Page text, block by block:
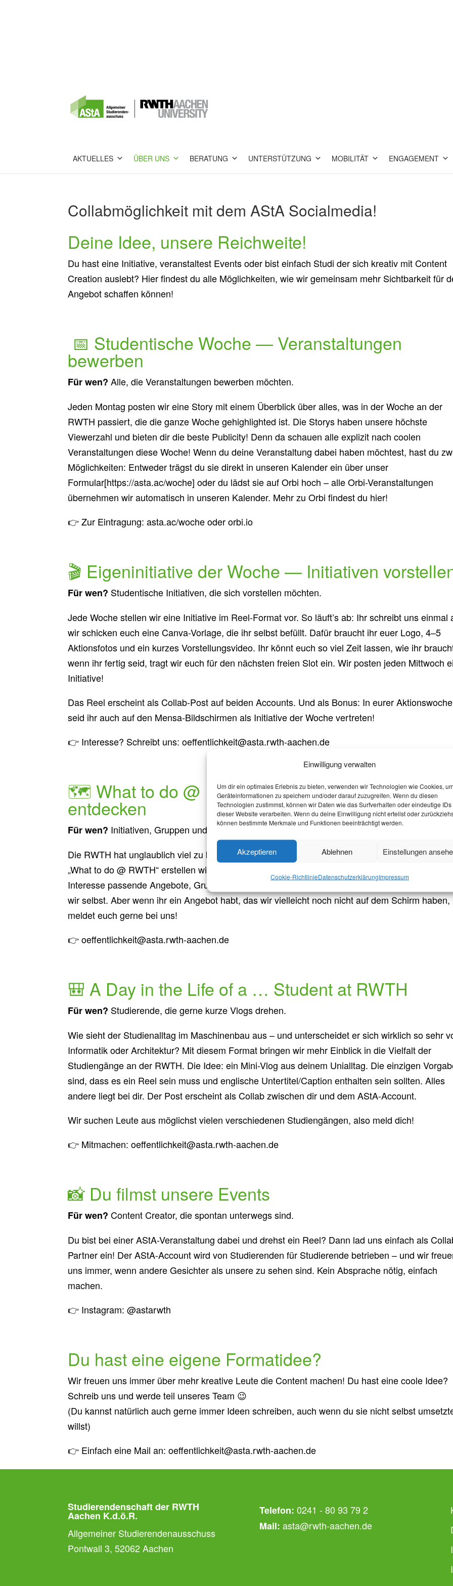
Einwilligung verwalten
Um dir ein optimales Erlebnis zu bieten, verwenden wir Technologien wie Cookies,
Geräteinformationen zu speichern und/oder darauf zuzugreifen. Wenn du diesen
Technologien zustimmst, können wir Daten wie das Surfverhalten oder eindeutige IDs
dieser Website verarbeiten. Wenn du deine Einwilligung nicht erteilst oder
können bestimmte Merkmale und Funktionen beeinträchtigt werden.
Akzeptieren Ablehnen Einstellungen
Cookie-RichtlinieDatenschutzerklärungImpressum
AKTUELLES ÜBER UNS BERATUNG UNTERSTÜTZUNG MOBILITÄT ENGAGEMENT
Collabmöglichkeit mit dem AStA Socialmedia!
Deine Idee, unsere Reichweite!
Du hast eine Initiative, veranstaltest Events oder bist einfach Studi der sich kreativ mit Content
Creation auslebt? Hier findest du alle Möglichkeiten, wie wir gemeinsam mehr Sichtbarkeit für
Angebot schaffen können!
📅 Studentische Woche — Veranstaltungen
bewerben
Für wen? Alle, die Veranstaltungen bewerben möchten.
Jeden Montag posten wir eine Story mit einem Überblick über alles, was in der Woche an der
RWTH passiert, die die ganze Woche gehighlighted ist. Die Storys haben unsere höchste
Viewerzahl und bieten dir die beste Publicity! Denn da schauen alle explizit nach coolen
Veranstaltungen diese Woche! Wenn du deine Veranstaltung dabei haben möchtest, hast du
Möglichkeiten: Entweder trägst du sie direkt in unseren Kalender ein über unser
Formular[https://asta.ac/woche] oder du lädst sie auf Orbi hoch – alle Orbi-Veranstaltungen
übernehmen wir automatisch in unseren Kalender. Mehr zu Orbi findest du hier!
👉 Zur Eintragung: asta.ac/woche oder orbi.io
🎬 Eigeninitiative der Woche — Initiativen
Für wen? Studentische Initiativen, die sich vorstellen möchten.
Jede Woche stellen wir eine Initiative im Reel-Format vor. So läuft’s ab: Ihr schreibt uns einmal
wir schicken euch eine Canva-Vorlage, die ihr selbst befüllt. Dafür braucht ihr euer Logo, 4–5
Aktionsfotos und ein kurzes Vorstellungsvideo. Ihr könnt euch so viel Zeit lassen, wie ihr
wenn ihr fertig seid, tragt wir euch für den nächsten freien Slot ein. Wir posten jeden Mittwoch
Initiative!
Das Reel erscheint als Collab-Post auf beiden Accounts. Und als Bonus: In eurer Aktionswoche
seid ihr auch auf den Mensa-Bildschirmen als Initiative der Woche vertreten!
👉 Interesse? Schreibt uns: oeffentlichkeit@asta.rwth-aachen.de
🗺️ What to do @ RWTH — Aktivitäten &
entdecken
Für wen? Initiativen, Gruppen und alle mit einem Angebot für Studierende.
Die RWTH hat unglaublich viel zu bieten – aber wer soll da noch den Überblick behalten? Mit
„What to do @ RWTH“ erstellen wir thematische Slideshows, die Studis je nach Hobby oder
Interesse passende Angebote, Gruppen und Initiativen zeigen. Die meisten Gruppen
wir selbst. Aber wenn ihr ein Angebot habt, das wir vielleicht noch nicht auf dem Schirm haben,
meldet euch gerne bei uns!
👉 oeffentlichkeit@asta.rwth-aachen.de
🎒 A Day in the Life of a … Student at RWTH
Für wen? Studierende, die gerne kurze Vlogs drehen.
Wie sieht der Studienalltag im Maschinenbau aus – und unterscheidet er sich wirklich so sehr
Informatik oder Architektur? Mit diesem Format bringen wir mehr Einblick in die Vielfalt der
Studiengänge an der RWTH. Die Idee: ein Mini-Vlog aus deinem Unialltag. Die einzigen
sind, dass es ein Reel sein muss und englische Untertitel/Caption enthalten sein sollten. Alles
andere liegt bei dir. Der Post erscheint als Collab zwischen dir und dem AStA-Account.
Wir suchen Leute aus möglichst vielen verschiedenen Studiengängen, also meld dich!
👉 Mitmachen: oeffentlichkeit@asta.rwth-aachen.de
📸 Du filmst unsere Events
Für wen? Content Creator, die spontan unterwegs sind.
Du bist bei einer AStA-Veranstaltung dabei und drehst ein Reel? Dann lad uns einfach als
Partner ein! Der AStA-Account wird von Studierenden für Studierende betrieben – und wir
uns immer, wenn andere Gesichter als unsere zu sehen sind. Kein Absprache nötig, einfach
machen.
👉 Instagram: @astarwth
Du hast eine eigene Formatidee?
Wir freuen uns immer über mehr kreative Leute die Content machen! Du hast eine coole Idee?
Schreib uns und werde teil unseres Team 😉
(Du kannst natürlich auch gerne immer Ideen schreiben, auch wenn du sie nicht selbst
willst)
👉 Einfach eine Mail an: oeffentlichkeit@asta.rwth-aachen.de
Studierendenschaft der RWTH
Aachen K.d.ö.R.
Allgemeiner Studierendenausschuss
Pontwall 3, 52062 Aachen
Telefon: 0241 - 80 93 79 2
Mail: asta@rwth-aachen.de